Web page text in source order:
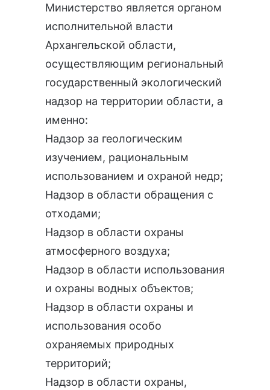
Министерство является органом
исполнительной власти
Архангельской области,
осуществляющим региональный
государственный экологический
надзор на территории области, а
именно:
Надзор за геологическим
изучением, рациональным
использованием и охраной недр;
Надзор в области обращения с
отходами;
Надзор в области охраны
атмосферного воздуха;
Надзор в области использования
и охраны водных объектов;
Надзор в области охраны и
использования особо
охраняемых природных
территорий;
Надзор в области охраны,